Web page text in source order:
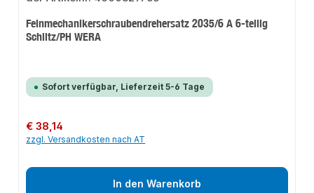
Feinmechanikerschraubendrehersatz 2035/6 A 6-teilig
Schlitz/PH WERA
Sofort verfügbar, Lieferzeit 5-6 Tage
Regulärer Preis:
€ 38,14
zzgl. Versandkosten nach AT
In den Warenkorb